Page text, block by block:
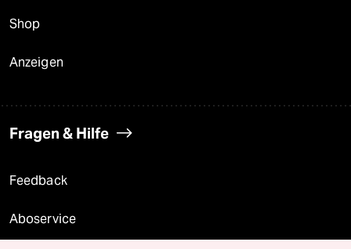
Shop
Anzeigen
Fragen & Hilfe
Feedback
Aboservice